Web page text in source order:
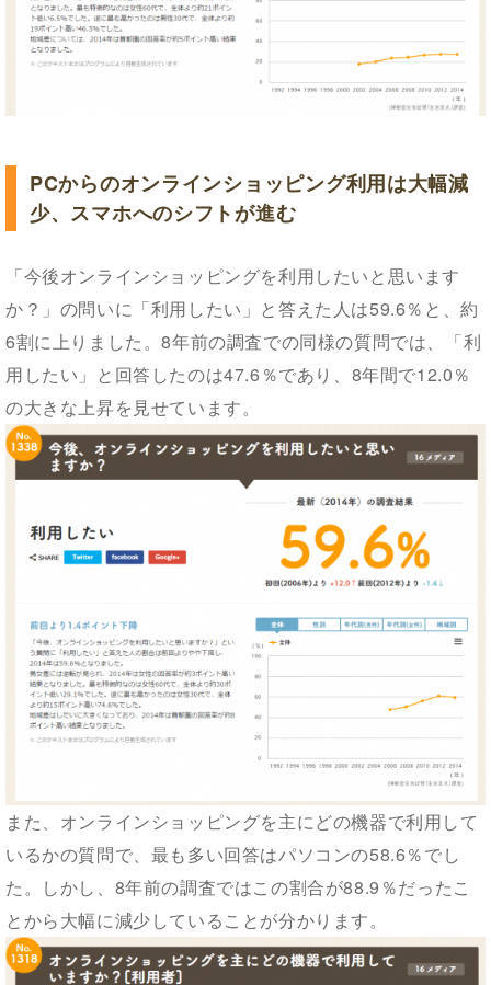
PCからのオンラインショッピング利用は大幅減
少、スマホへのシフトが進む
「今後オンラインショッピングを利用したいと思います
か？」の問いに「利用したい」と答えた人は59.6％と、約
6割に上りました。8年前の調査での同様の質問では、「利
用したい」と回答したのは47.6％であり、8年間で12.0％
の大きな上昇を見せています。
また、オンラインショッピングを主にどの機器で利用して
いるかの質問で、最も多い回答はパソコンの58.6％でし
た。しかし、8年前の調査ではこの割合が88.9％だったこ
とから大幅に減少していることが分かります。